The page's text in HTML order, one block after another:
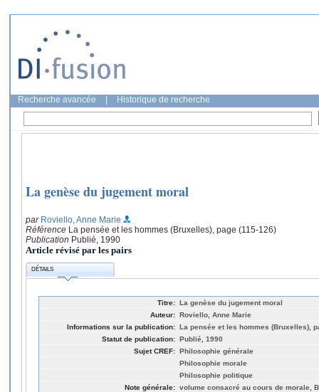
Recherche avancée Historique de recherche
La genèse du jugement moral
par Roviello, Anne Marie
Référence La pensée et les hommes (Bruxelles), page (115-126)
Publication Publié, 1990
Article révisé par les pairs
DÉTAILS
Titre: La genèse du jugement moral
Auteur: Roviello, Anne Marie
Informations sur la publication: La pensée et les hommes (Bruxelles),
Statut de publication: Publié, 1990
Sujet CREF: Philosophie générale
Philosophie morale
Philosophie politique
Note générale: volume consacré au cours de morale,